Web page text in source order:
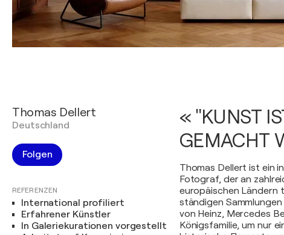
Thomas Dellert
Deutschland
Folgen
REFERENZEN
International profiliert
Erfahrener Künstler
In Galeriekurationen vorgestellt
« "KUNST
GEMACHT
Thomas Dellert ist ein
Fotograf, der an
europäischen Ländern
ständigen
von Heinz, Mercedes
Königsfamilie, um nur